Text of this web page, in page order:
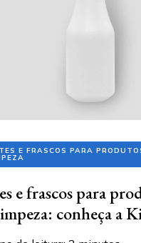
E FRASCOS PARA
e frascos para
conheça a